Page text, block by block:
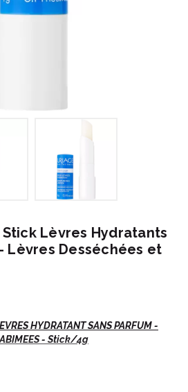
Stick Lèvres Hydratants
Lèvres Desséchées et
HYDRATANT SANS PARFUM -
ABIMEES - Stick/4g
et à tendance atopique.